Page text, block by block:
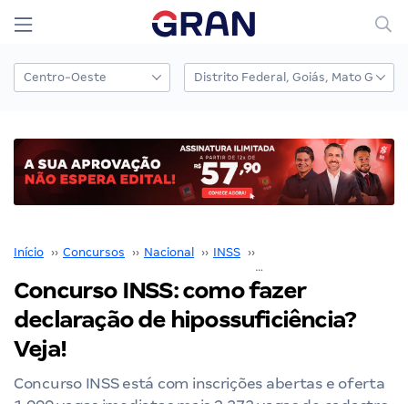
Início ›› Concursos ›› Nacional ›› INSS ››
Concurso INSS: como fazer
declaração de hipossuficiência?
Veja!
Concurso INSS está com inscrições abertas e oferta